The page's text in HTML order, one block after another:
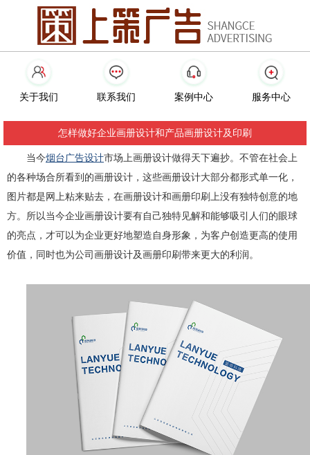
关于我们 联系我们 案例中心 服务中心
怎样做好企业画册设计和产品画册设计及印刷
当今烟台广告设计市场上画册设计做得天下遍抄。不管在社会上
的各种场合所看到的画册设计，这些画册设计大部分都形式单一化，
图片都是网上粘来贴去，在画册设计和画册印刷上没有独特创意的地
方。所以当今企业画册设计要有自己独特见解和能够吸引人们的眼球
的亮点，才可以为企业更好地塑造自身形象，为客户创造更高的使用
价值，同时也为公司画册设计及画册印刷带来更大的利润。